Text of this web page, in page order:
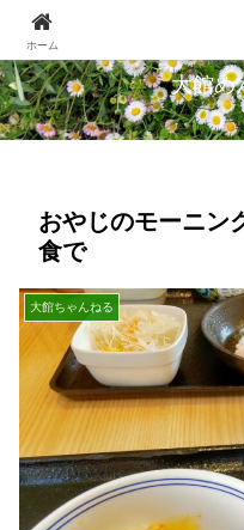
大館め
おやじのモーニン
食で
大館ちゃんねる
ホーム